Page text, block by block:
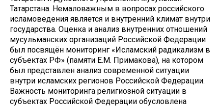
Татарстана. Немаловажным в вопросах российского
исламоведения является и внутренний климат внутри
государства. Оценка и анализ внутренних отношений
мусульманских организаций Российской Федерации
был посвящён мониторинг «Исламский радикализм в
субъектах РФ» (памяти Е.М. Примакова), на котором
был представлен анализ современной ситуации
внутри исламских регионов Российской Федерации.
Важность мониторинга религиозной ситуации в
субъектах Российской Федерации обусловлена